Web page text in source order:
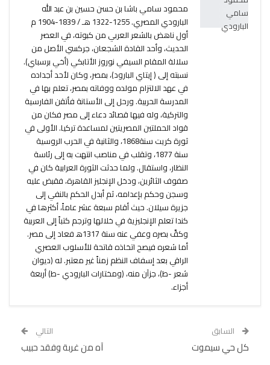
محمود سامي باشا بن حسن حسين بن عبد الله
البارودي المصري. 1255-1322 هـ / 1839-1904 م
أول ناهض بالشعر العربي من كبوته، في العصر
الحديث، وأحد القادة الشجعان، جركسي الأصل من
سلالة المقام السيفي نوروز الأتابكي (أخي برسباي).
نسبته إلى ( إيتاي البارود)، بمصر، وكان لأحد أجداده
في عهد الالتزام مولده ووفاته بمصر، تعلم بها في
المدرسة الحربية. ورحل إلى الأستانة فأتقن الفارسية
والتركية، وله فيها قصائد دعاء إلى مصر فكان من
قواد الحملتين المصريتين لمساعدة تركيا. الأولى في
ثورة كريت سنة1868، والثانية في الحرب الروسية
سنة 1877، وتقلب في مناصب انتهت به إلى رئاسة
النظار، واستقال. ولما حدثت الثورة العرابية كان في
صفوف الثائرين، ودخل الإنجليز القاهرة، فقبض عليه
وسجن وحكم بإعدامه، ثم أبدل الحكم بالنفي إلى
جزيرة سيلان. حيث أقام سبعة عشر عاماً، أكثرها في
كندا تعلم الإنجليزية في خلالها وترجم كتباً إلى العربية
وكفَّ بصره وعفي عنه سنة 1317ه‍ فعاد إلى مصر.
أما شعره فيصح اتخاذه قاتحة للأسلوب العصري
الراقي بعد إسفاف النظم زمناً غير معتبر. له (ديوان
شعر -ط)، جزآن منه، (ومختارات البارودي -ط) أربعة
أجزاء.
السابق
كل حي سيموت
التالي
آه من غربة وفقد حبيب